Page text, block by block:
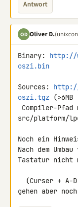
Antwort
OD Oliver D.
Binary: http://
oszi.bin
Sources:
oszi.tgz
src/platform/
Noch ein
Nach dem
Tastatur nicht
gehen aber